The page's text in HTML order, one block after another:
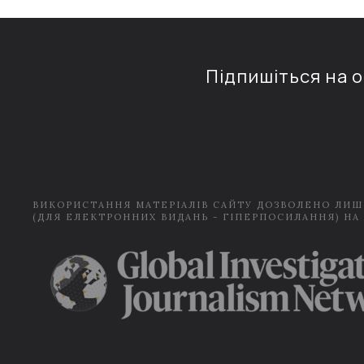
Підпишіться на
ВИКОРИСТАННЯ МАТЕРІАЛІВ САЙТУ ДОЗВОЛЕНО
(ДЛЯ ЕЛЕКТРОННИХ ВИДАНЬ - ГІПЕРПОСИЛАННЯ) НА